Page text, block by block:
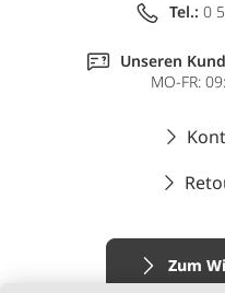
Tel.: 0
Unseren
MO-FR:
Zum